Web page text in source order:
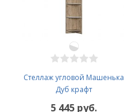
Стеллаж угловой Машенька
Дуб крафт
5 445 руб.